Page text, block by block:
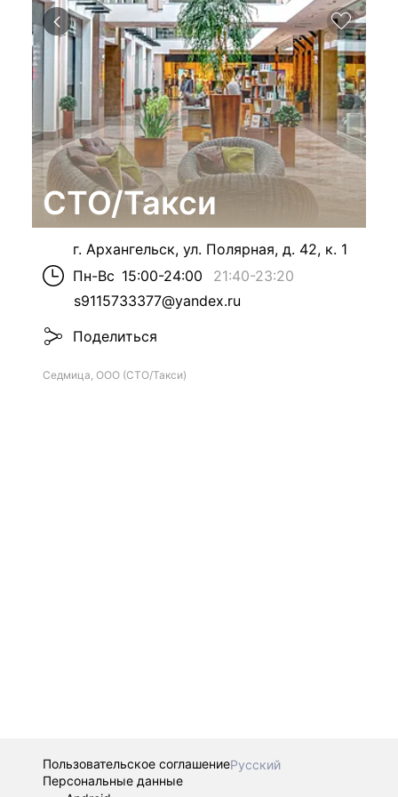
СТО/Такси
г. Архангельск, ул. Полярная, д. 42, к. 1
Пн-Вс 15:00-24:00 21:40-23:20
s9115733377@yandex.ru
Поделиться
Седмица, ООО (СТО/Такси)
Пользовательское соглашениеРусский
Персональные данные